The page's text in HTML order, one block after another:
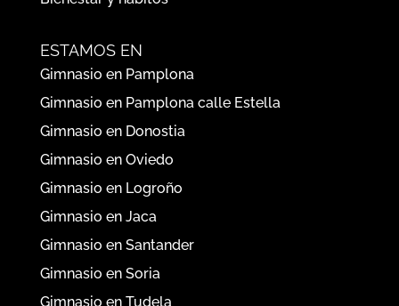
Bienestar y hábitos
ESTAMOS EN
Gimnasio en Pamplona
Gimnasio en Pamplona calle Estella
Gimnasio en Donostia
Gimnasio en Oviedo
Gimnasio en Logroño
Gimnasio en Jaca
Gimnasio en Santander